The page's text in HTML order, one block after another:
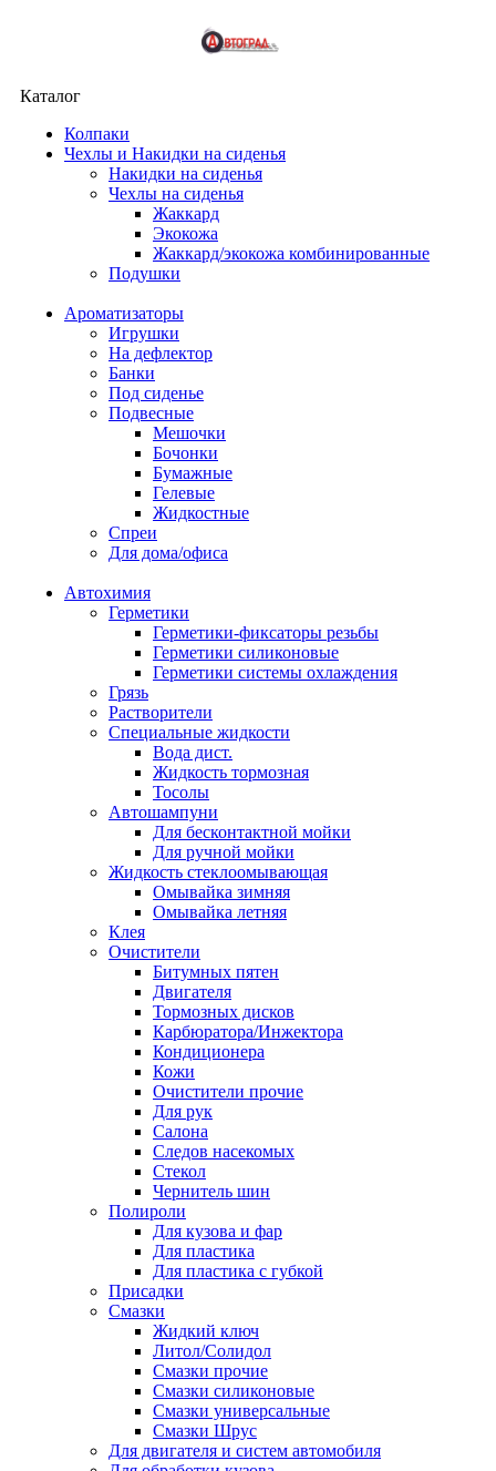
Каталог
Колпаки
Чехлы и Накидки на сиденья
Накидки на сиденья
Чехлы на сиденья
Жаккард
Экокожа
Жаккард/экокожа комбинированные
Подушки
Ароматизаторы
Игрушки
На дефлектор
Банки
Под сиденье
Подвесные
Мешочки
Бочонки
Бумажные
Гелевые
Жидкостные
Спреи
Для дома/офиса
Автохимия
Герметики
Герметики-фиксаторы резьбы
Герметики силиконовые
Герметики системы охлаждения
Грязь
Растворители
Специальные жидкости
Вода дист.
Жидкость тормозная
Тосолы
Автошампуни
Для бесконтактной мойки
Для ручной мойки
Жидкость стеклоомывающая
Омывайка зимняя
Омывайка летняя
Клея
Очистители
Битумных пятен
Двигателя
Тормозных дисков
Карбюратора/Инжектора
Кондиционера
Кожи
Очистители прочие
Для рук
Салона
Следов насекомых
Стекол
Чернитель шин
Полироли
Для кузова и фар
Для пластика
Для пластика с губкой
Присадки
Смазки
Жидкий ключ
Литол/Солидол
Смазки прочие
Смазки силиконовые
Смазки универсальные
Смазки Шрус
Для двигателя и систем автомобиля